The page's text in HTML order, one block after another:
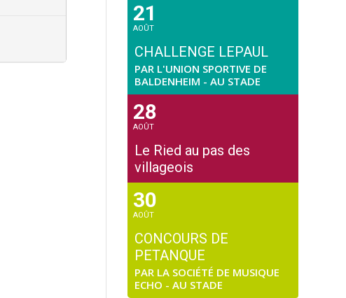
21
AOÛT
CHALLENGE LEPAUL
PAR L'UNION SPORTIVE DE
BALDENHEIM - AU STADE
28
AOÛT
Le Ried au pas des
villageois
30
AOÛT
CONCOURS DE
PETANQUE
PAR LA SOCIÉTÉ DE MUSIQUE
ECHO - AU STADE